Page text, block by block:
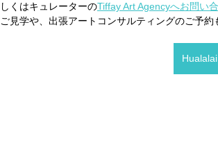
くはキュレーターのTiffay Art Agencyへお問い
見学や、出張アートコンサルティングのご予約